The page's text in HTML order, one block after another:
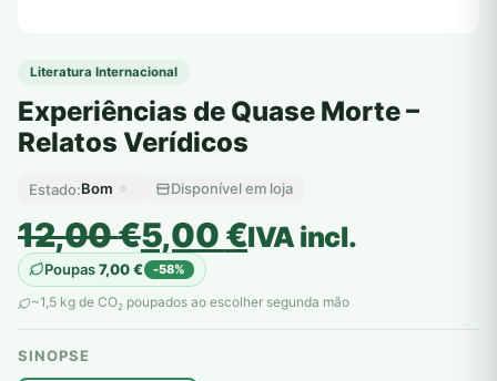
Literatura Internacional
Experiências de Quase Morte –
Relatos Verídicos
Estado:Bom Disponível em loja
12,00€
O
preço
original
era:
12,00 €.
5,00€
O
preço
atual
é:
5,00 €.
IVA incl.
Poupas7,00€ -58%
~1,5 kg de CO2 poupados ao escolher segunda mão
SINOPSE
plantar árvores reais